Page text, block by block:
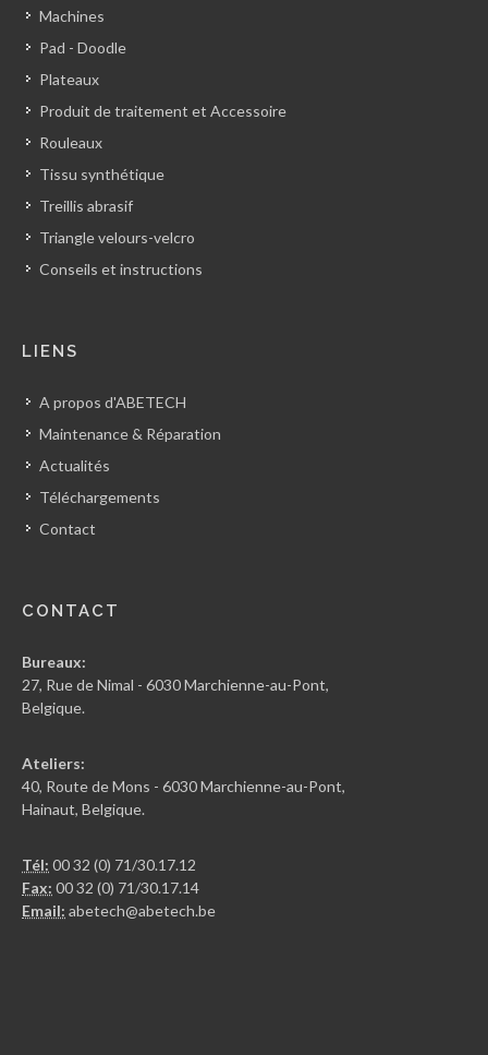
Machines
Pad - Doodle
Plateaux
Produit de traitement et Accessoire
Rouleaux
Tissu synthétique
Treillis abrasif
Triangle velours-velcro
Conseils et instructions
LIENS
A propos d'ABETECH
Maintenance & Réparation
Actualités
Téléchargements
Contact
CONTACT
Bureaux:
27, Rue de Nimal - 6030 Marchienne-au-Pont,
Belgique.
Ateliers:
40, Route de Mons - 6030 Marchienne-au-Pont,
Hainaut, Belgique.
Tél: 00 32 (0) 71/30.17.12
Fax: 00 32 (0) 71/30.17.14
Email: abetech@abetech.be